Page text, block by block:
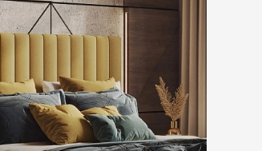
Низкие кровати
Кровати 160х190 см
см
Кровати для взрослых